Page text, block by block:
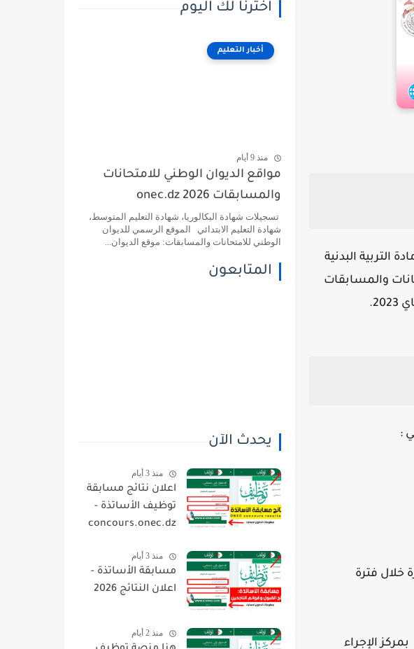
التربية البدنية
والمسابقات
:
فترة
الإجراء
اخترنا لك اليوم
أخبار التعليم
منذ 9 أيام
مواقع الديوان الوطني للامتحانات
والمسابقات 2026 onec.dz
تسجيلات شهادة البكالوريا، شهادة التعليم المتوسط،
شهادة التعليم الابتدائي الموقع الرسمي للديوان
الوطني للامتحانات والمسابقات: موقع الديوان...
المتابعون
يحدث الآن
منذ 3 أيام
اعلان نتائج مسابقة
توظيف الأساتذة -
concours.onec.dz
منذ 3 أيام
مسابقة الأساتذة -
اعلان النتائج 2026
منذ 2 أيام